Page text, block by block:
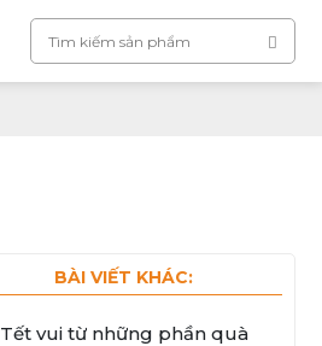
BÀI VIẾT KHÁC:
Tết vui từ những phần quà